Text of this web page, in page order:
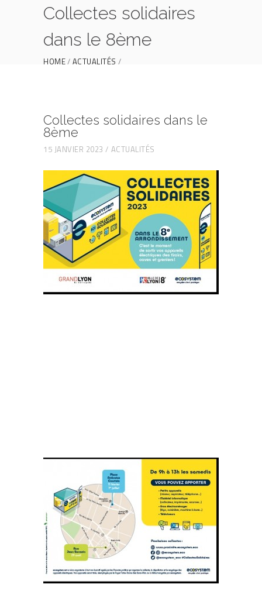
Collectes solidaires
dans le 8ème
HOME ACTUALITÉS
Collectes solidaires dans le
8ème
15 JANVIER 2023 ACTUALITÉS